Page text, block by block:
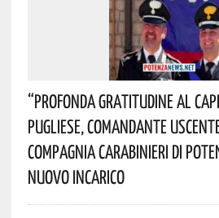
“Profonda Gratitudine Al
Pugliese, Comandante
Compagnia Carabinieri Di
Nuovo Incarico